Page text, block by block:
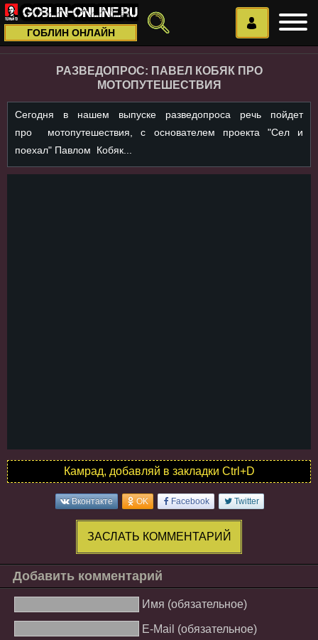
ГОБЛИН ОНЛАЙН
РАЗВЕДОПРОС: ПАВЕЛ КОБЯК ПРО
МОТОПУТЕШЕСТВИЯ
Сегодня в нашем выпуске разведопроса речь пойдет
про мотопутешествия, с основателем проекта "Сел и
поехал" Павлом Кобяк...
Камрад, добавляй в закладки Ctrl+D
Вконтакте OK Facebook Twitter
ЗАСЛАТЬ КОММЕНТАРИЙ
Добавить комментарий
Имя (обязательное)
E-Mail (обязательное)